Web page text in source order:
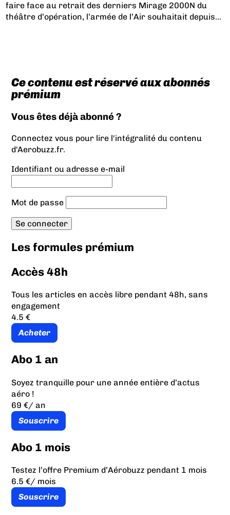
faire face au retrait des derniers Mirage 2000N du
théâtre d’opération, l’armée de l’Air souhaitait depuis...
Ce contenu est réservé aux abonnés
prémium
Vous êtes déjà abonné ?
Connectez vous pour lire l'intégralité du contenu
d'Aerobuzz.fr.
Identifiant ou adresse e-mail
Mot de passe
Les formules prémium
Accès 48h
Tous les articles en accès libre pendant 48h, sans
engagement
4.5 €
Acheter
Abo 1 an
Soyez tranquille pour une année entière d’actus
aéro !
69 €/ an
Souscrire
Abo 1 mois
Testez l’offre Premium d’Aérobuzz pendant 1 mois
6.5 €/ mois
Souscrire